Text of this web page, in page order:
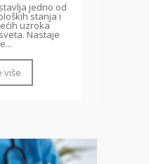
jedno od
stanja i
uzroka
Nastaje
više